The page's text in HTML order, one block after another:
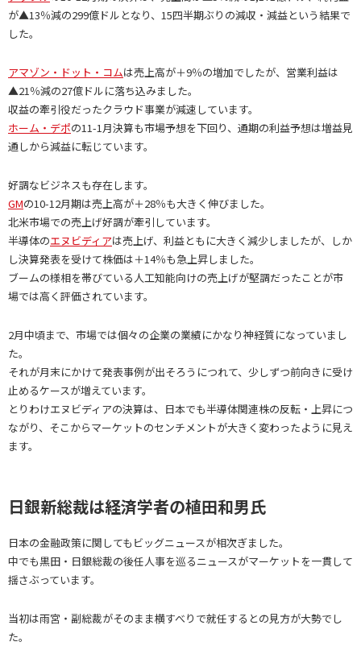
が▲13％減の299億ドルとなり、15四半期ぶりの減収・減益という結果で
した。
アマゾン・ドット・コムは売上高が＋9％の増加でしたが、営業利益は
▲21％減の27億ドルに落ち込みました。
収益の牽引役だったクラウド事業が減速しています。
ホーム・デポの11-1月決算も市場予想を下回り、通期の利益予想は増益見
通しから減益に転じています。
好調なビジネスも存在します。
GMの10-12月期は売上高が＋28％も大きく伸びました。
北米市場での売上げ好調が牽引しています。
半導体のエヌビディアは売上げ、利益ともに大きく減少しましたが、しか
し決算発表を受けて株価は＋14％も急上昇しました。
ブームの様相を帯びている人工知能向けの売上げが堅調だったことが市
場では高く評価されています。
2月中頃まで、市場では個々の企業の業績にかなり神経質になっていまし
た。
それが月末にかけて発表事例が出そろうにつれて、少しずつ前向きに受け
止めるケースが増えています。
とりわけエヌビディアの決算は、日本でも半導体関連株の反転・上昇につ
ながり、そこからマーケットのセンチメントが大きく変わったように見え
ます。
日銀新総裁は経済学者の植田和男氏
日本の金融政策に関してもビッグニュースが相次ぎました。
中でも黒田・日銀総裁の後任人事を巡るニュースがマーケットを一貫して
揺さぶっています。
当初は雨宮・副総裁がそのまま横すべりで就任するとの見方が大勢でし
た。